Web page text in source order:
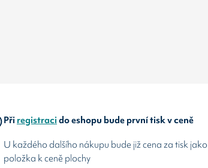
Přiregistracido eshopu bude první tisk v ceně
U každého dalšího nákupu bude již cena za tisk jako
položka k ceně plochy